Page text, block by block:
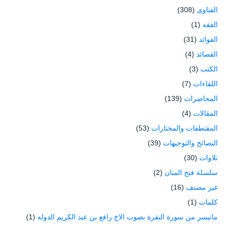
الفتاوى (308)
الفقه (1)
الفوائد (31)
القصائد (4)
الكتب (3)
اللقاءات (7)
المحاضرات (139)
المقالات (4)
المقتطفات والمختارات (53)
النصائح والتوجيهات (39)
تلاوات (30)
سلسلة فتح المنان (2)
غير مصنف (16)
كلمات (1)
ماتيسر من سورة البقرة بصوت الاخ رافع بن عبد الكريم الدوله (1)